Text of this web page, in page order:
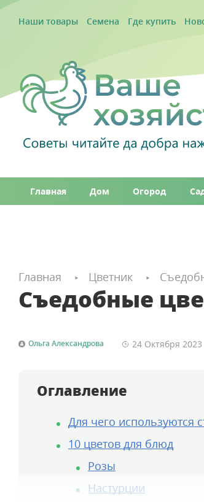
Наши товары Семена Где купить
Главная Дом Огород
Главная Цветник
Съедобные
Ольга Александрова 24 Октября 2023
Оглавление
Для чего используются
10 цветов для блюд
Розы
Настурции